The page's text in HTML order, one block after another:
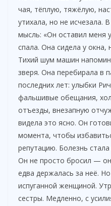
чая, тёплую, тяжёлую,
утихала, но не исчезала.
мысль: «Он оставил меня
спала. Она сидела у окна,
Тихий шум машин
зверя. Она перебирала в
последних лет: улыбки
фальшивые обещания,
отъезды, внезапную
видела это ясно. Он
момента, чтобы
репутацию. Болезнь
Он не просто бросил —
едва держалась за неё.
испуганной женщиной.
сестры. Медленно, с